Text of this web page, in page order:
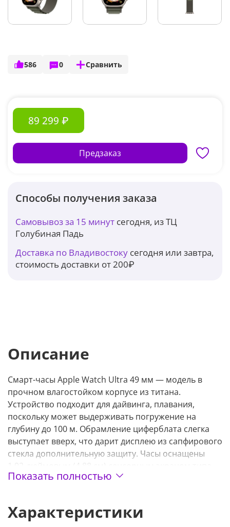
586 0 Сравнить
89 299 ₽
Предзаказ
Способы получения заказа
Самовывоз за 15 минут сегодня, из ТЦ
Голубиная Падь
Доставка по Владивостоку сегодня или завтра,
стоимость доставки от 200₽
Описание
Смарт-часы Apple Watch Ultra 49 мм — модель в
прочном влагостойком корпусе из титана.
Устройство подходит для дайвинга, плавания,
поскольку может выдерживать погружение на
глубину до 100 м. Обрамление циферблата слегка
выступает вверх, что дарит дисплею из сапфирового
стекла дополнительную защиту. Часы оснащены
1,92-дюймовым (4,88 см) сенсорным экраном типа
Retina с подсветкой, широким углом обзора и
солнечном освещении. Класс пыле-влагозащиты —
Показать полностью
Характеристики